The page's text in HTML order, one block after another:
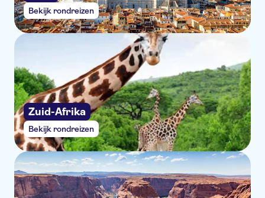
Bekijk rondreizen
Zuid-Afrika
Bekijk rondreizen